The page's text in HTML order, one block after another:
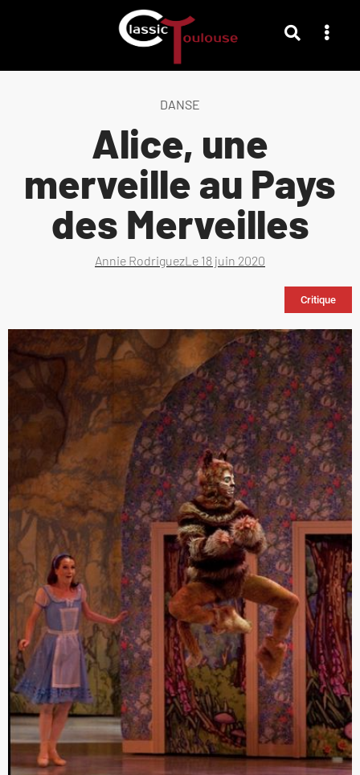
DANSE
Alice, une
merveille au Pays
des Merveilles
Annie RodriguezLe 18 juin 2020
Critique